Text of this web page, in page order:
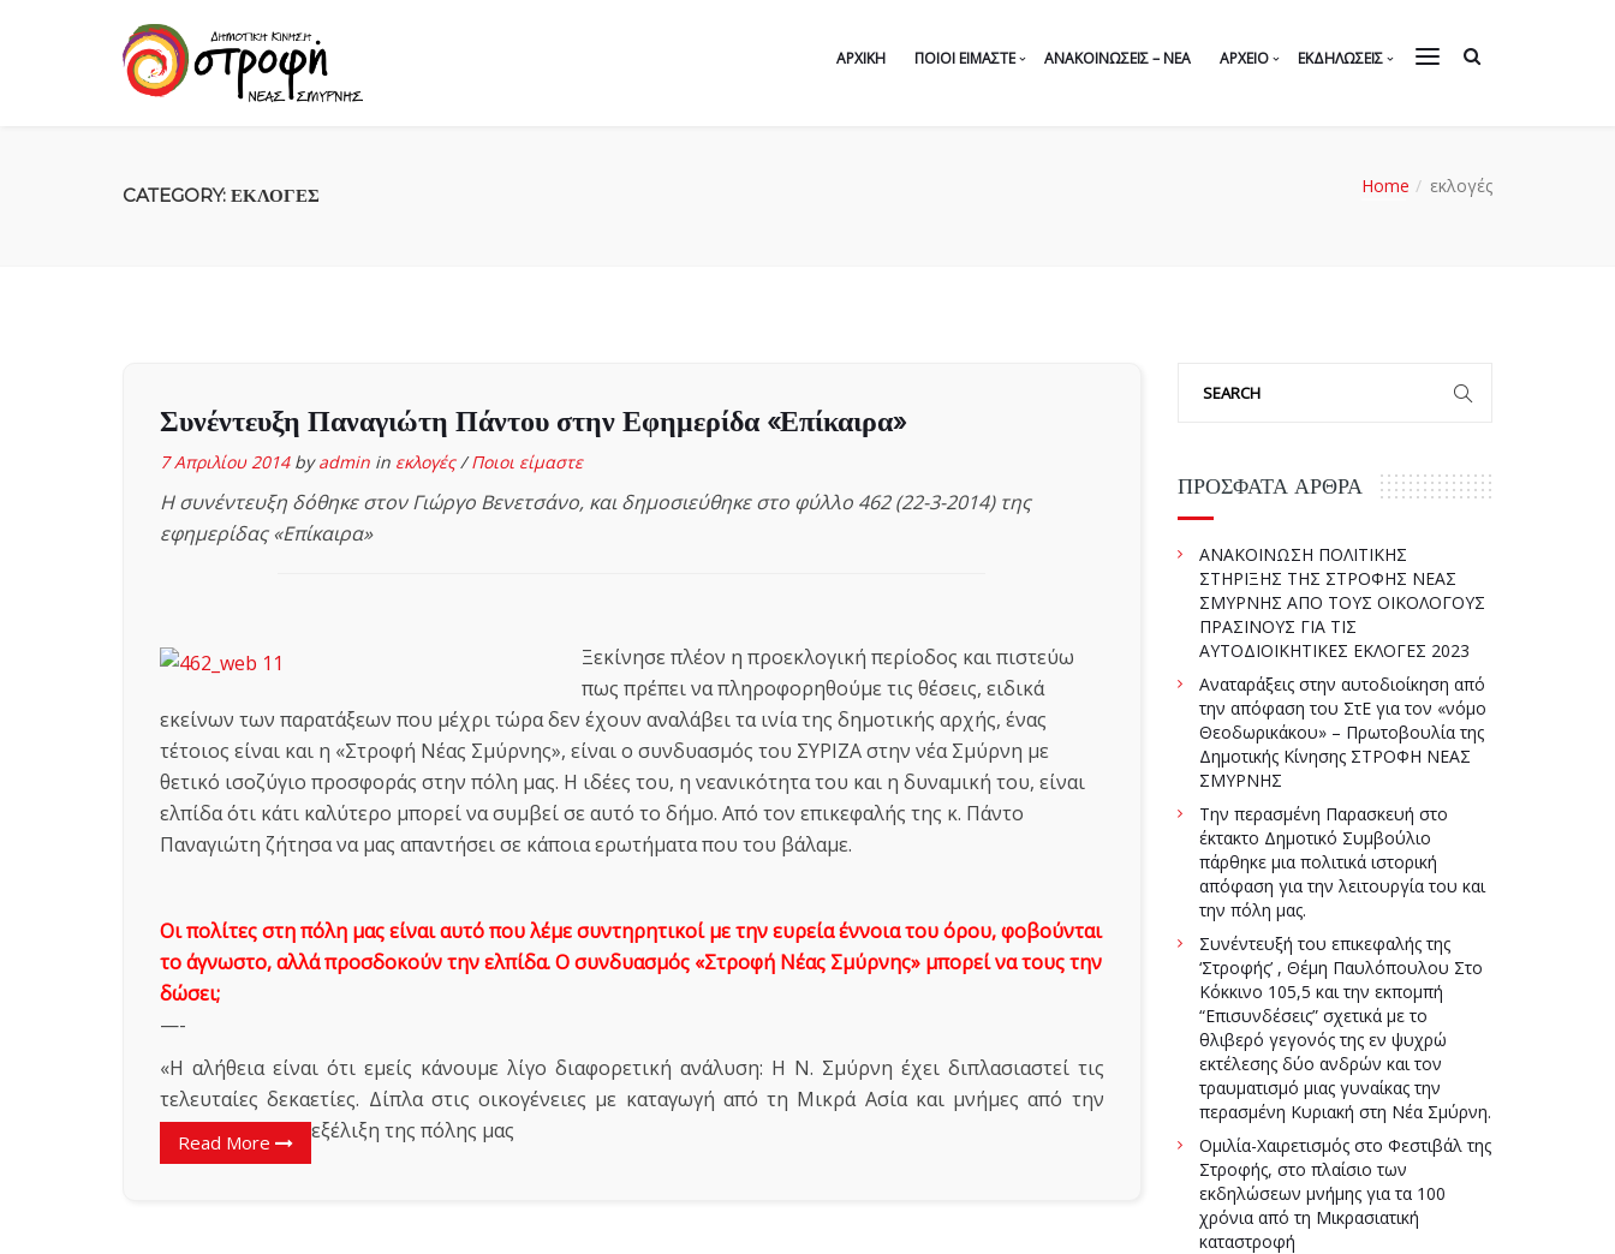
ΑΡΧΙΚΉ ΠΟΙΟΙ ΕΊΜΑΣΤΕ ΑΝΑΚΟΙΝΏΣΕΙΣ – NEA ΑΡΧΕΊΟ ΕΚΔΗΛΩΣΕΙΣ
CATEGORY: ΕΚΛΟΓΈΣ Home εκλογές
Συνέντευξη Παναγιώτη Πάντου στην Εφημερίδα «Επίκαιρα»
7 Απριλίου 2014 byadmin in εκλογές/Ποιοι είμαστε
Η συνέντευξη δόθηκε στον Γιώργο Βενετσάνο, και δημοσιεύθηκε στο φύλλο 462 (22-3-2014) της
εφημερίδας «Επίκαιρα»
Ξεκίνησε πλέον η προεκλογική περίοδος και πιστεύω
πως πρέπει να πληροφορηθούμε τις θέσεις, ειδικά
εκείνων των παρατάξεων που μέχρι τώρα δεν έχουν αναλάβει τα ινία της δημοτικής αρχής, ένας
τέτοιος είναι και η «Στροφή Νέας Σμύρνης», είναι ο συνδυασμός του ΣΥΡΙΖΑ στην νέα Σμύρνη με
θετικό ισοζύγιο προσφοράς στην πόλη μας. Η ιδέες του, η νεανικότητα του και η δυναμική του, είναι
ελπίδα ότι κάτι καλύτερο μπορεί να συμβεί σε αυτό το δήμο. Από τον επικεφαλής της κ. Πάντο
Παναγιώτη ζήτησα να μας απαντήσει σε κάποια ερωτήματα που του βάλαμε.
Οι πολίτες στη πόλη μας είναι αυτό που λέμε συντηρητικοί με την ευρεία έννοια του όρου, φοβούνται
το άγνωστο, αλλά προσδοκούν την ελπίδα. Ο συνδυασμός «Στροφή Νέας Σμύρνης» μπορεί να τους την
δώσει;
—-
«Η αλήθεια είναι ότι εμείς κάνουμε λίγο διαφορετική ανάλυση: Η Ν. Σμύρνη έχει διπλασιαστεί τις
τελευταίες δεκαετίες. Δίπλα στις οικογένειες με καταγωγή από τη Μικρά Ασία και μνήμες από την
εξέλιξη της πόλης μας
Read More
ΠΡΌΣΦΑΤΑ ΆΡΘΡΑ
ΑΝΑΚΟΙΝΩΣΗ ΠΟΛΙΤΙΚΗΣ
ΣΤΗΡΙΞΗΣ ΤΗΣ ΣΤΡΟΦΗΣ ΝΕΑΣ
ΣΜΥΡΝΗΣ ΑΠΟ ΤΟΥΣ ΟΙΚΟΛΟΓΟΥΣ
ΠΡΑΣΙΝΟΥΣ ΓΙΑ ΤΙΣ
ΑΥΤΟΔΙΟΙΚΗΤΙΚΕΣ ΕΚΛΟΓΕΣ 2023
Αναταράξεις στην αυτοδιοίκηση από
την απόφαση του ΣτΕ για τον «νόμο
Θεοδωρικάκου» – Πρωτοβουλία της
Δημοτικής Κίνησης ΣΤΡΟΦΗ ΝΕΑΣ
ΣΜΥΡΝΗΣ
Την περασμένη Παρασκευή στο
έκτακτο Δημοτικό Συμβούλιο
πάρθηκε μια πολιτικά ιστορική
απόφαση για την λειτουργία του και
την πόλη μας.
Συνέντευξή του επικεφαλής της
‘Στροφής’ , Θέμη Παυλόπουλου Στο
Κόκκινο 105,5 και την εκπομπή
“Επισυνδέσεις” σχετικά με το
θλιβερό γεγονός της εν ψυχρώ
εκτέλεσης δύο ανδρών και τον
τραυματισμό μιας γυναίκας την
περασμένη Κυριακή στη Νέα Σμύρνη.
Ομιλία-Χαιρετισμός στο Φεστιβάλ της
Στροφής, στο πλαίσιο των
εκδηλώσεων μνήμης για τα 100
χρόνια από τη Μικρασιατική
καταστροφή